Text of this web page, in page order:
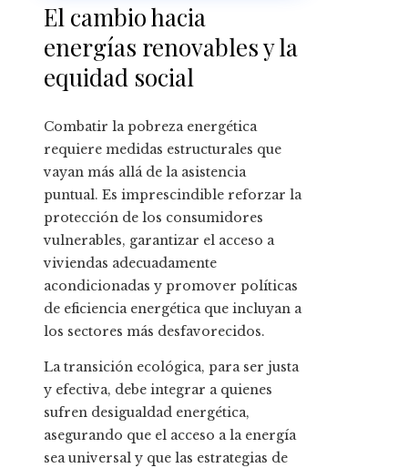
El cambio hacia
energías renovables y la
equidad social
Combatir la pobreza energética
requiere medidas estructurales que
vayan más allá de la asistencia
puntual. Es imprescindible reforzar la
protección de los consumidores
vulnerables, garantizar el acceso a
viviendas adecuadamente
acondicionadas y promover políticas
de eficiencia energética que incluyan a
los sectores más desfavorecidos.
La transición ecológica, para ser justa
y efectiva, debe integrar a quienes
sufren desigualdad energética,
asegurando que el acceso a la energía
sea universal y que las estrategias de